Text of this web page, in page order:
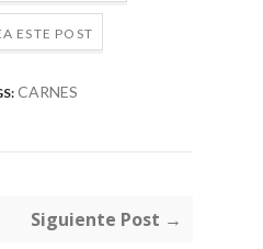
ESTE POST
CARNES
Siguiente Post →